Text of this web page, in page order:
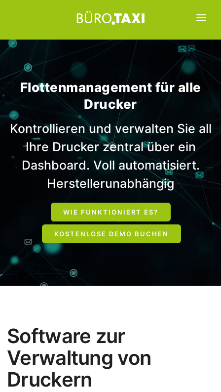
HOME
BÜROMATERIAL
BÜROTECHNIK
BÜROMÖBEL
NESPRESSO
SERVICES
UNTERNEHMEN
MÖBEL SHOP
JETZT ANRUFEN
02842 9220
Flottenmanagement für alle
Drucker
Kontrollieren und verwalten Sie all
Ihre Drucker zentral über ein
Dashboard. Voll automatisiert.
Herstellerunabhängig
WIE FUNKTIONIERT ES?
KOSTENLOSE DEMO BUCHEN
Software zur
Verwaltung von
Druckern